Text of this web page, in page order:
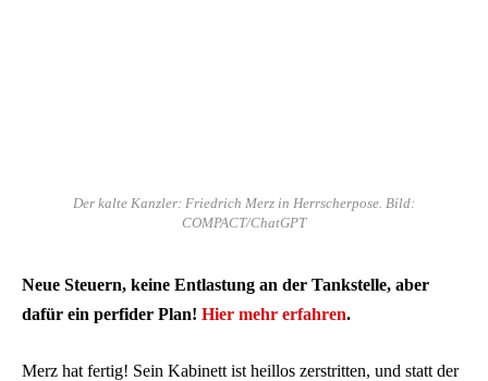
Der kalte Kanzler: Friedrich Merz in Herrscherpose. Bild:
COMPACT/ChatGPT
Neue Steuern, keine Entlastung an der Tankstelle, aber
dafür ein perfider Plan! Hier mehr erfahren.
Merz hat fertig! Sein Kabinett ist heillos zerstritten, und statt der